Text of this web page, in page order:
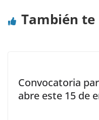
También
Convocatoria
abre este 15 de